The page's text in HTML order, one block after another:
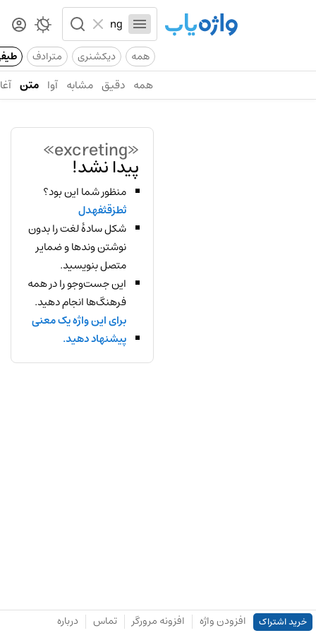
همه دیکشنری مترادف
همه دقیق مشابه آوا متن
«excreting»
پیدا نشد!
منظور شما این بود؟
ثطزقثفهدل
شکل سادهٔ لغت را بدون
نوشتن وندها و ضمایر
متصل بنویسید.
این جست‌وجو را در همه
فرهنگ‌ها انجام دهید.
برای این واژه یک معنی
پیشنهاد دهید.
خرید اشتراک افزودن واژه افزونه مرورگر تماس درباره